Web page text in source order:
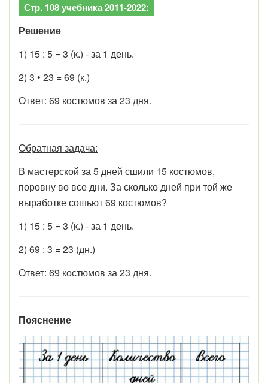
Стр. 108 учебника 2011-2022:
Решение
1) 15 : 5 = 3 (к.) - за 1 день.
2) 3 • 23 = 69 (к.)
Ответ: 69 костюмов за 23 дня.
Обратная задача:
В мастерской за 5 дней сшили 15 костюмов,
поровну во все дни. За сколько дней при той же
выработке сошьют 69 костюмов?
1) 15 : 5 = 3 (к.) - за 1 день.
2) 69 : 3 = 23 (дн.)
Ответ: 69 костюмов за 23 дня.
Пояснение